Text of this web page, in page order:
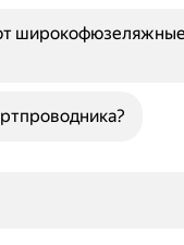
широкофюзеляжные